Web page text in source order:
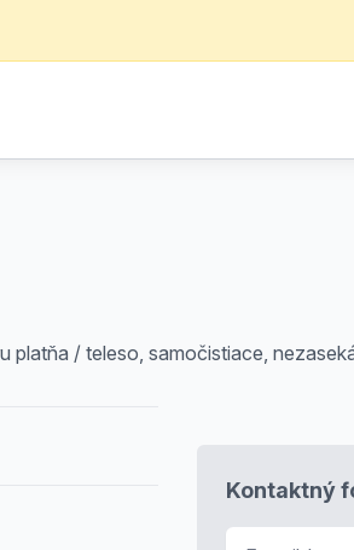
/ teleso, samočistiace,
Kontaktný